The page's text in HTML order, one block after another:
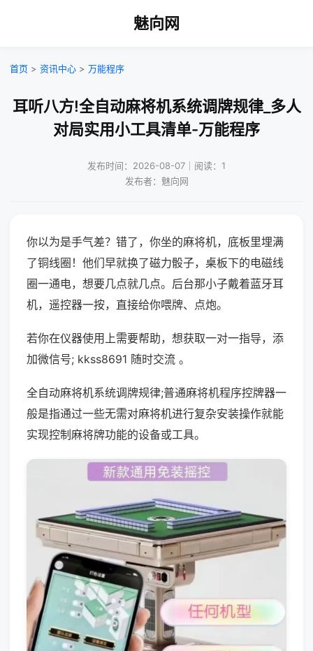
魅向网
首页 > 资讯中心 > 万能程序
耳听八方!全自动麻将机系统调牌规律_多人
对局实用小工具清单-万能程序
发布时间：2026-08-07｜阅读：1
发布者：魅向网
你以为是手气差？错了，你坐的麻将机，底板里埋满
了铜线圈！他们早就换了磁力骰子，桌板下的电磁线
圈一通电，想要几点就几点。后台那小子戴着蓝牙耳
机，遥控器一按，直接给你喂牌、点炮。
若你在仪器使用上需要帮助，想获取一对一指导，添
加微信号; kkss8691 随时交流 。
全自动麻将机系统调牌规律;普通麻将机程序控牌器一
般是指通过一些无需对麻将机进行复杂安装操作就能
实现控制麻将牌功能的设备或工具。